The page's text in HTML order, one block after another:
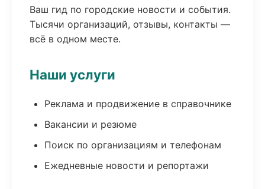
Ваш гид по городские новости и события.
Тысячи организаций, отзывы, контакты —
всё в одном месте.
Наши услуги
Реклама и продвижение в справочнике
Вакансии и резюме
Поиск по организациям и телефонам
Ежедневные новости и репортажи